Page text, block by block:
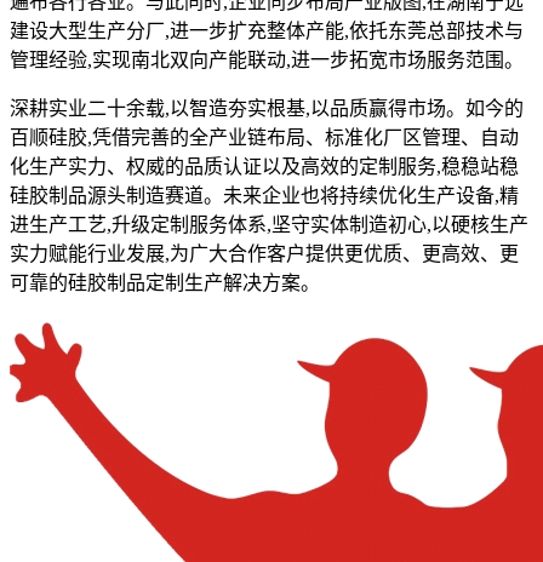
建设大型生产分厂,进一步扩充整体产能,依托东莞总部技术与
管理经验,实现南北双向产能联动,进一步拓宽市场服务范围。
深耕实业二十余载,以智造夯实根基,以品质赢得市场。如今的
百顺硅胶,凭借完善的全产业链布局、标准化厂区管理、自动
化生产实力、权威的品质认证以及高效的定制服务,稳稳站稳
硅胶制品源头制造赛道。未来企业也将持续优化生产设备,精
进生产工艺,升级定制服务体系,坚守实体制造初心,以硬核生产
实力赋能行业发展,为广大合作客户提供更优质、更高效、更
可靠的硅胶制品定制生产解决方案。